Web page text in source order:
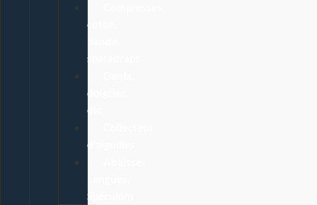
coton,
sparadraps
doigtier,
etc
d’aiguilles
Spéculum